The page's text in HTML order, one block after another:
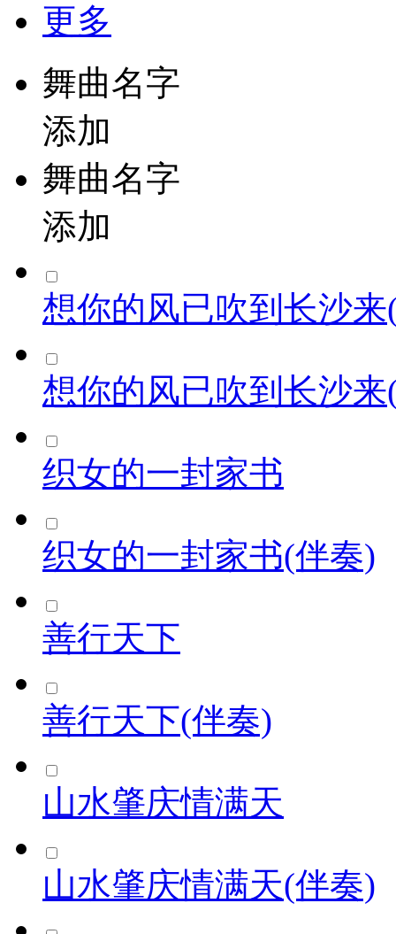
更多
舞曲名字
添加
舞曲名字
添加
想你的风已吹到长沙
想你的风已吹到长沙
织女的一封家书
织女的一封家书(伴奏)
善行天下
善行天下(伴奏)
山水肇庆情满天
山水肇庆情满天(伴奏)